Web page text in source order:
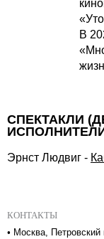
В
СПЕКТАКЛИ
Эрнст Людвиг -
КОНТАКТЫ
• Москва,